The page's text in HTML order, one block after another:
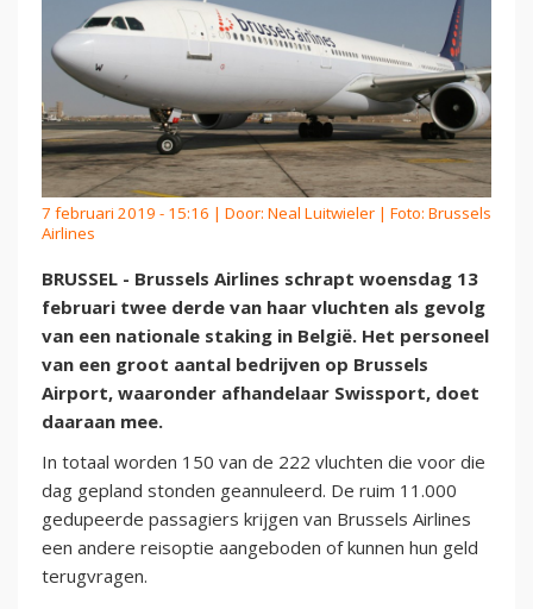
7 februari 2019 - 15:16 | Door: Neal Luitwieler | Foto: Brussels
Airlines
BRUSSEL - Brussels Airlines schrapt woensdag 13
februari twee derde van haar vluchten als gevolg
van een nationale staking in België. Het personeel
van een groot aantal bedrijven op Brussels
Airport, waaronder afhandelaar Swissport, doet
daaraan mee.
In totaal worden 150 van de 222 vluchten die voor die
dag gepland stonden geannuleerd. De ruim 11.000
gedupeerde passagiers krijgen van Brussels Airlines
een andere reisoptie aangeboden of kunnen hun geld
terugvragen.